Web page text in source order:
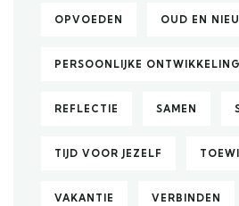
OPVOEDEN OUD EN
PERSOONLIJKE ONTWIKKELING
REFLECTIE SAMEN
TIJD VOOR JEZELF
VAKANTIE VERBINDEN